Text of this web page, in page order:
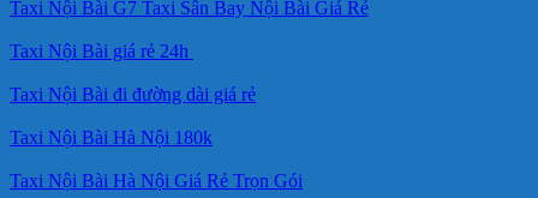
Taxi Nội Bài G7 Taxi Sân Bay Nội Bài Giá Rẻ
Taxi Nội Bài giá rẻ 24h
Taxi Nội Bài đi đường dài giá rẻ
Taxi Nội Bài Hà Nội 180k
Taxi Nội Bài Hà Nội Giá Rẻ Trọn Gói